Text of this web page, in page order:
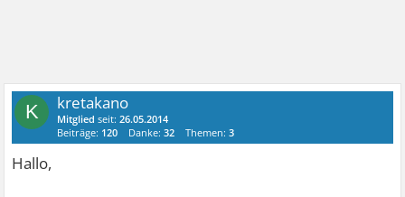
K kretakano
Mitglied seit:26.05.2014
Beiträge: 120 Danke:32 Themen:3
Hallo,